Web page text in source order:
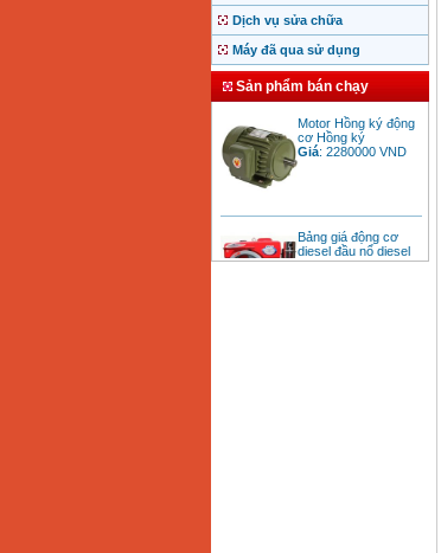
Dịch vụ sửa chữa
Máy đã qua sử dụng
Sản phẩm bán chạy
Motor Hồng ký động
cơ Hồng ký
Giá:2280000VND
Bảng giá động cơ
diesel đầu nổ diesel
Giá:6500000VND